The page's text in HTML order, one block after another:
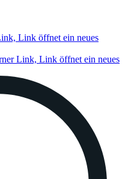
Link öffnet ein neues
Link, Link öffnet ein neues